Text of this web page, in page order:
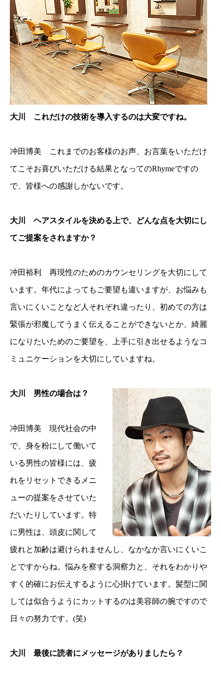
大川 これだけの技術を導入するのは大変ですね。
冲田博美 これまでのお客様のお声、お言葉をいただけ
てこそお喜びいただける結果となってのRhymeですの
で、皆様への感謝しかないです。
大川 ヘアスタイルを決める上で、どんな点を大切にし
てご提案をされますか？
冲田裕利 再現性のためのカウンセリングを大切にして
います。年代によってもご要望も違いますが、お悩みも
言いにくいことなど人それぞれ違ったり、初めての方は
緊張が邪魔してうまく伝えることができないとか、綺麗
になりたいためのご要望を、上手に引き出せるようなコ
ミュニケーションを大切にしていますね。
大川 男性の場合は？
冲田博美 現代社会の中
で、身を粉にして働いて
いる男性の皆様には、疲
れをリセットできるメニ
ューの提案をさせていた
だいたりしています。特
に男性は、頭皮に関して
疲れと加齢は避けられませんし、なかなか言いにくいこ
とですからね。悩みを察する洞察力と、それをわかりや
すく的確にお伝えするように心掛けています。髪型に関
しては似合うようにカットするのは美容師の腕ですので
日々の努力です。(笑)
大川 最後に読者にメッセージがありましたら？